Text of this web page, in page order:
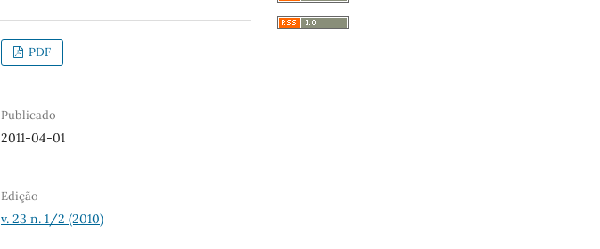
PDF
Publicado
2011-04-01
Edição
v. 23 n. 1/2 (2010)